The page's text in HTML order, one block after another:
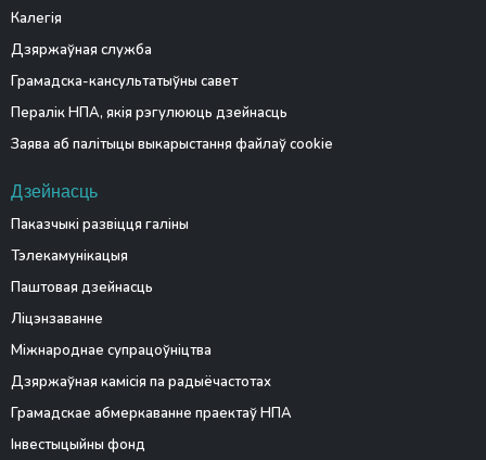
Калегія
Дзяржаўная служба
Грамадска-кансультатыўны савет
Пералік НПА, якія рэгулююць дзейнасць
Заява аб палітыцы выкарыстання файлаў cookie
Дзейнасць
Паказчыкі развіцця галіны
Тэлекамунікацыя
Паштовая дзейнасць
Ліцэнзаванне
Міжнароднае супрацоўніцтва
Дзяржаўная камісія па радыёчастотах
Грамадскае абмеркаванне праектаў НПА
Інвестыцыйны фонд